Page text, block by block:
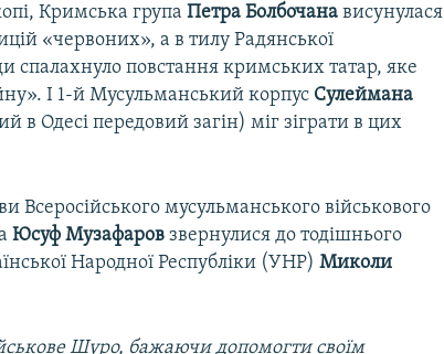
Кримська групаПетра Болбочана висунулася
«червоних», а в тилу Радянської
спалахнуло повстання кримських татар, яке
І 1-й Мусульманський корпус Сулеймана
в Одесі передовий загін) міг зіграти в цих
Всеросійського мусульманського військового
Юсуф Музафаров звернулися до тодішнього
Народної Республіки (УНР)Миколи
Шуро, бажаючи допомогти своїм